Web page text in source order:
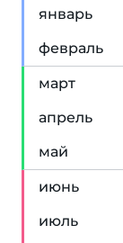
январь
февраль
март
апрель
май
июнь
июль